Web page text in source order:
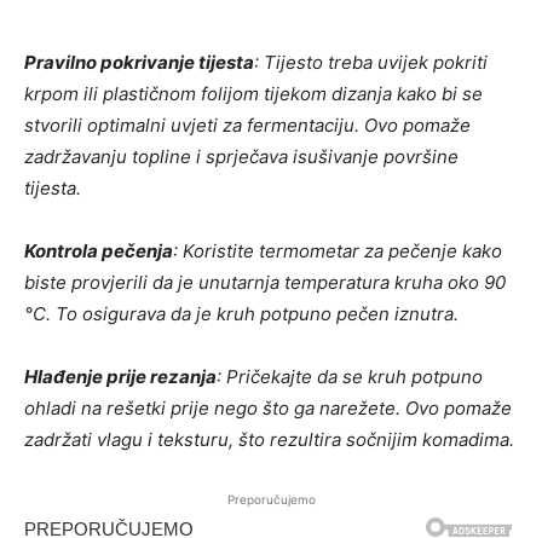
Pravilno pokrivanje tijesta: Tijesto treba uvijek pokriti
krpom ili plastičnom folijom tijekom dizanja kako bi se
stvorili optimalni uvjeti za fermentaciju. Ovo pomaže
zadržavanju topline i sprječava isušivanje površine
tijesta.
Kontrola pečenja: Koristite termometar za pečenje kako
biste provjerili da je unutarnja temperatura kruha oko 90
°C. To osigurava da je kruh potpuno pečen iznutra.
Hlađenje prije rezanja: Pričekajte da se kruh potpuno
ohladi na rešetki prije nego što ga narežete. Ovo pomaže
zadržati vlagu i teksturu, što rezultira sočnijim komadima.
Preporučujemo